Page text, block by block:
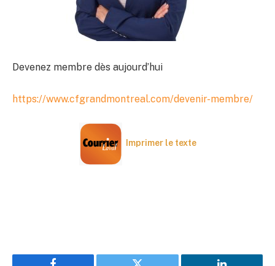
Devenez membre dès aujourd’hui
https://www.cfgrandmontreal.com/devenir-membre/
Imprimer le texte